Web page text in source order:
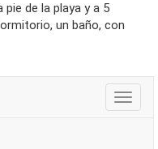
de la playa y a 5
un baño, con